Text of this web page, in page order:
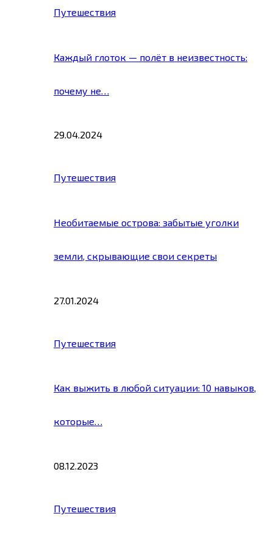
Путешествия
Каждый глоток — полёт в неизвестность:
почему не…
29.04.2024
Путешествия
Необитаемые острова: забытые уголки
земли, скрывающие свои секреты
27.01.2024
Путешествия
Как выжить в любой ситуации: 10 навыков,
которые…
08.12.2023
Путешествия